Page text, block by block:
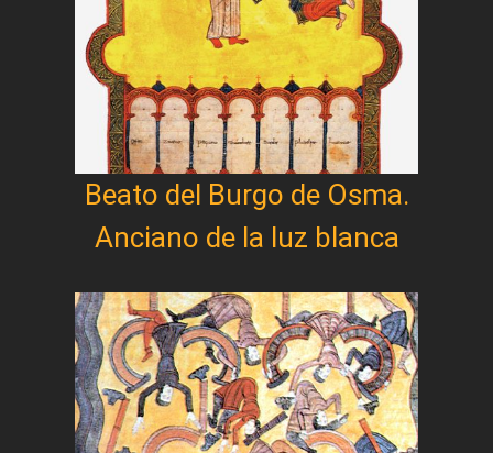
Beato del Burgo de Osma.
Anciano de la luz blanca